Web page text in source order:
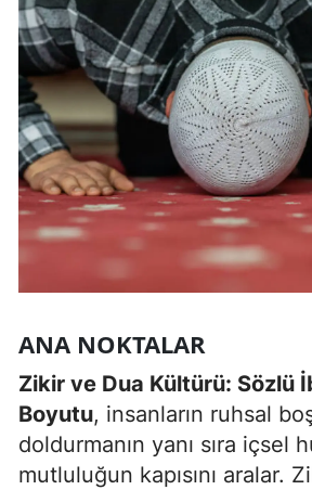
ANA NOKTALAR
Zikir ve Dua Kültürü: Sözlü
Boyutu, insanların ruhsal
doldurmanın yanı sıra içsel
mutluluğun kapısını aralar.